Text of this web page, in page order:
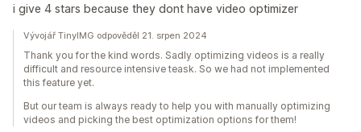
i give 4 stars because they dont have video optimizer
Vývojář TinyIMG odpověděl 21. srpen 2024
Thank you for the kind words. Sadly optimizing videos is a really
difficult and resource intensive teask. So we had not implemented
this feature yet.
But our team is always ready to help you with manually optimizing
videos and picking the best optimization options for them!